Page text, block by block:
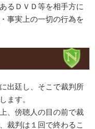
るＤＶＤ等を相手方に
事実上の一切の行為を
出廷し、そこで裁判所
ます。
、傍聴人の目の前で裁
裁判は１回で終わるこ